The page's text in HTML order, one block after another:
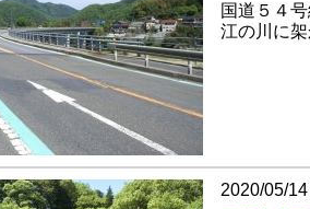
国道５４
江の川に
2020/05/